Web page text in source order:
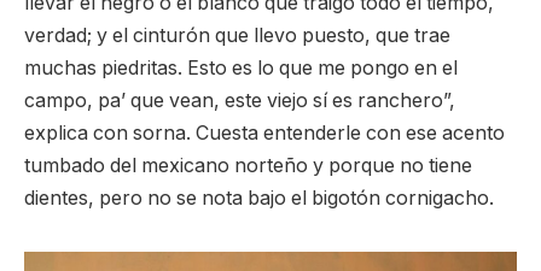
verdad; y el cinturón que llevo puesto, que trae
muchas piedritas. Esto es lo que me pongo en el
campo, pa’ que vean, este viejo sí es ranchero”,
explica con sorna. Cuesta entenderle con ese acento
tumbado del mexicano norteño y porque no tiene
dientes, pero no se nota bajo el bigotón cornigacho.